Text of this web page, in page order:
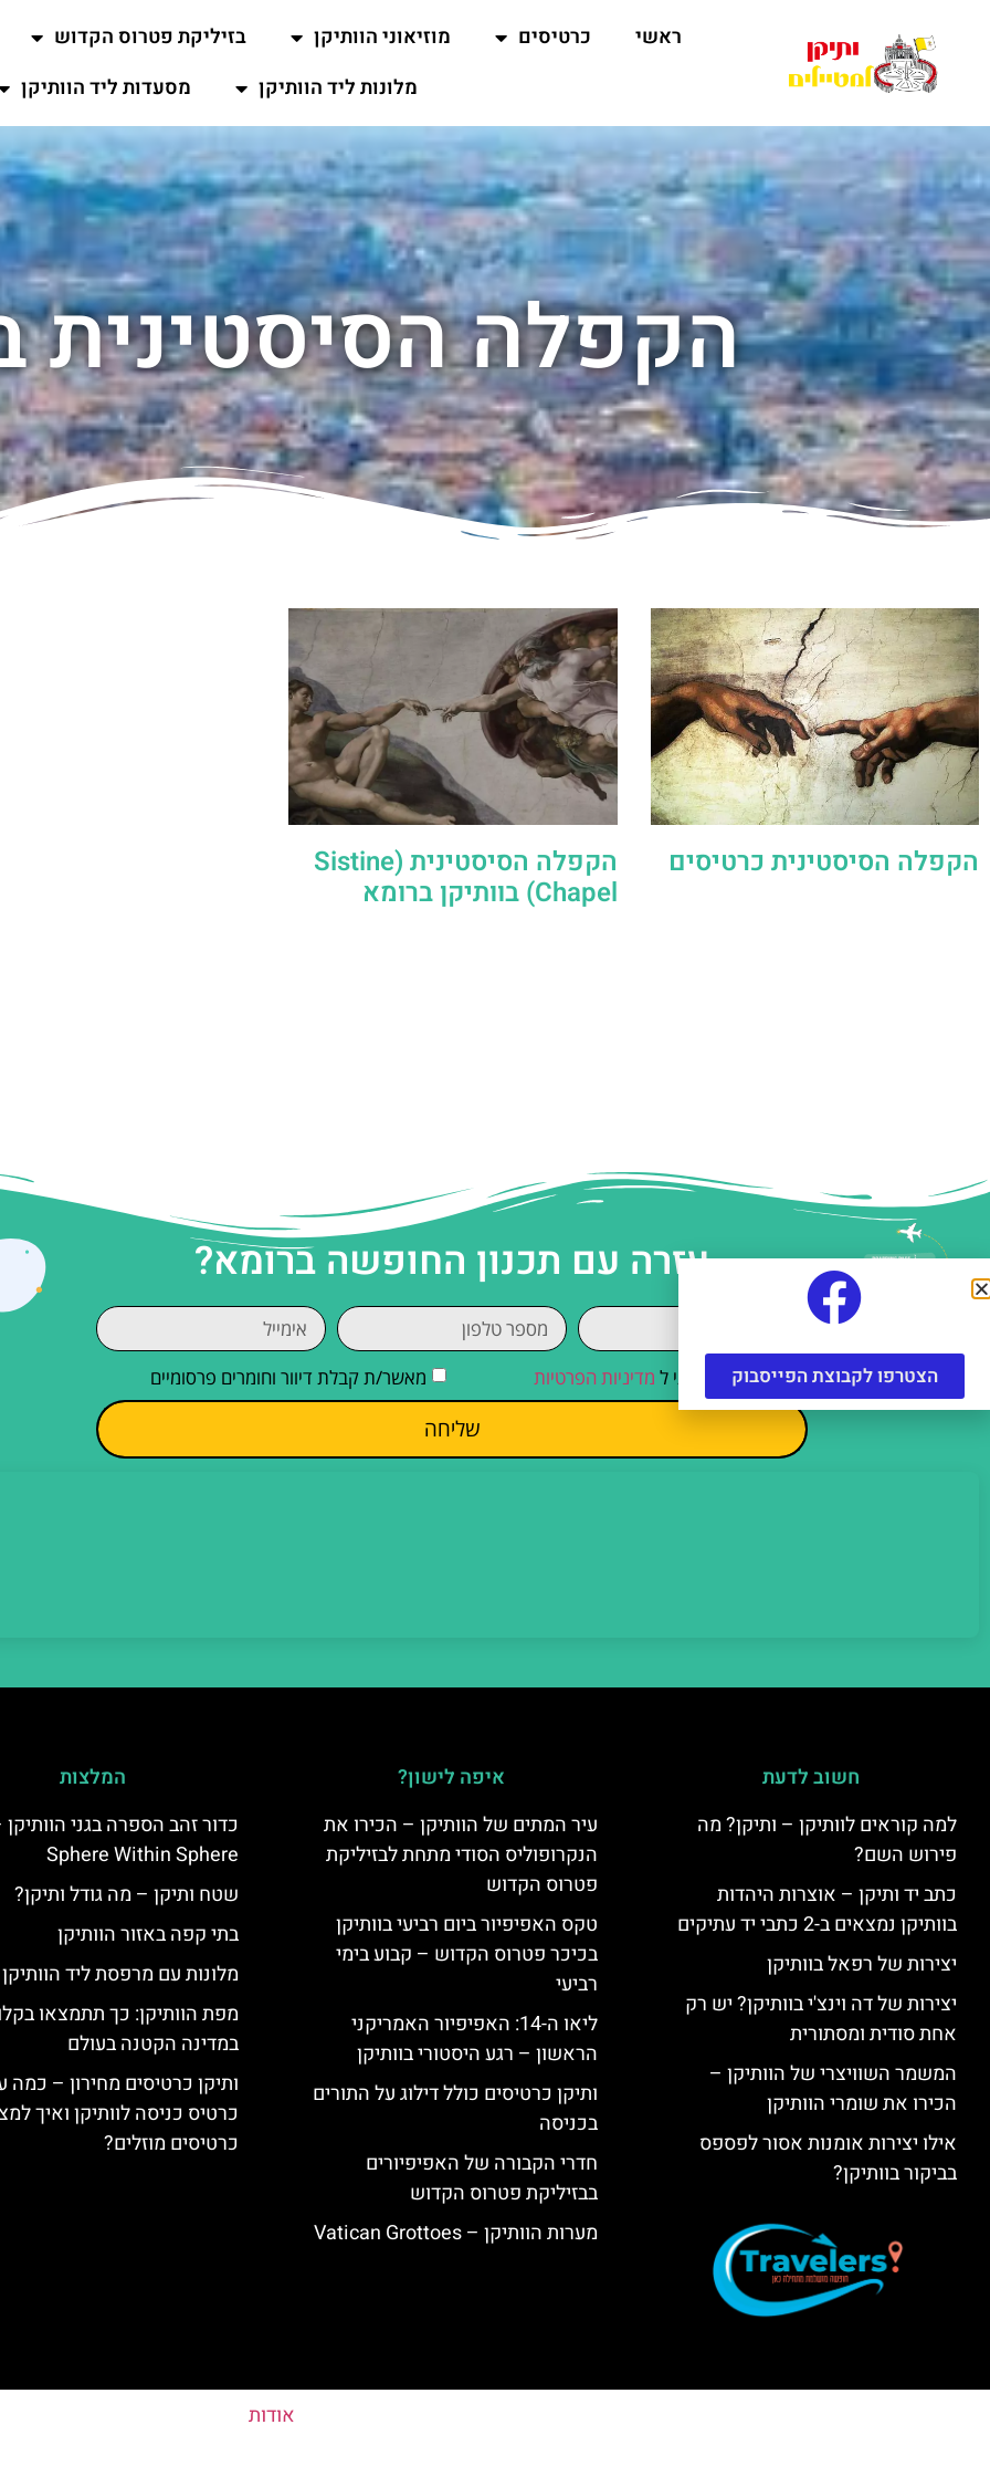
ראשי כרטיסים מוזיאוני הוותיקן
בזיליקת פטרוס הקדוש
מלונות ליד הוותיקן
מסעדות ליד הוותיקן
הקפלה הסיסטינית
הקפלה הסיסטינית כרטיסים
הקפלה הסיסטינית (Sistine
Chapel) בוותיקן ברומא
עזרה עם תכנון החופשה ברומא?
קראתי והסכמתי ל מדיניות הפרטיות מאשר/ת קבלת דיוור וחומרים פרסומיים
שליחה
חשוב לדעת
למה קוראים לוותיקן – ותיקן? מה
פירוש השם?
כתב יד ותיקן – אוצרות היהדות
בוותיקן נמצאים ב-2 כתבי יד עתיקים
יצירות של רפאל בוותיקן
יצירות של דה וינצ'י בוותיקן? יש רק
אחת סודית ומסתורית
המשמר השוויצרי של הוותיקן –
הכירו את שומרי הוותיקן
אילו יצירות אומנות אסור לפספס
בביקור בוותיקן?
איפה לישון?
עיר המתים של הוותיקן – הכירו את
הנקרופוליס הסודי מתחת לבזיליקת
פטרוס הקדוש
טקס האפיפיור ביום רביעי בוותיקן
בכיכר פטרוס הקדוש – קבוע בימי
רביעי
ליאו ה-14: האפיפיור האמריקני
הראשון – רגע היסטורי בוותיקן
ותיקן כרטיסים כולל דילוג על התורים
בכניסה
חדרי הקבורה של האפיפיורים
בבזיליקת פטרוס הקדוש
מערות הוותיקן – Vatican Grottoes
המלצות
כדור זהב הספרה בגני
Sphere Within Sphere
שטח ותיקן – מה גודל ותיקן?
בתי קפה באזור הוותיקן
מלונות עם מרפסת ליד הוותיקן
מפת הוותיקן: כך תתמצאו
במדינה הקטנה בעולם
ותיקן כרטיסים מחירון – כמה
כרטיס כניסה לוותיקן ואיך
כרטיסים מוזלים?
אודות
הצטרפו לקבוצת הפייסבוק